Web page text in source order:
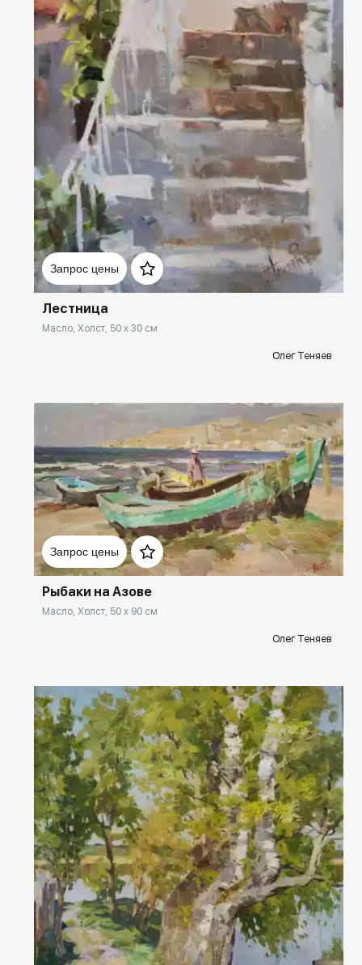
Запрос цены
Домен: rakovgallery.ru
Лестница
Масло, Холст, 50 x 30 см
Олег Теняев
Запрос цены
Домен: rakovgallery.ru
Рыбаки на Азове
Масло, Холст, 50 x 90 см
Олег Теняев